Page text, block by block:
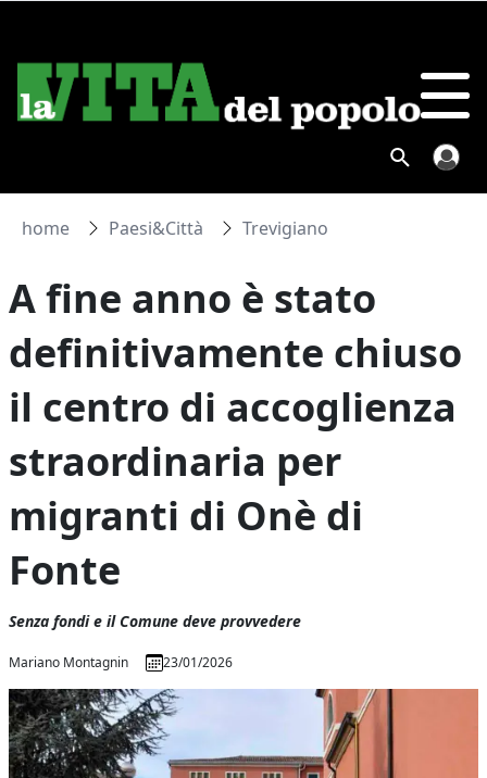
home Paesi&Città Trevigiano
A fine anno è stato
definitivamente chiuso
il centro di accoglienza
straordinaria per
migranti di Onè di
Fonte
Senza fondi e il Comune deve provvedere
Mariano Montagnin 23/01/2026